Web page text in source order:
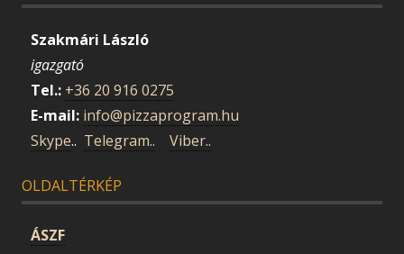
Szakmári László
igazgató
Tel.: +36 20 916 0275
E-mail: info@pizzaprogram.hu
Skype.. Telegram.. Viber..
OLDALTÉRKÉP
ÁSZF